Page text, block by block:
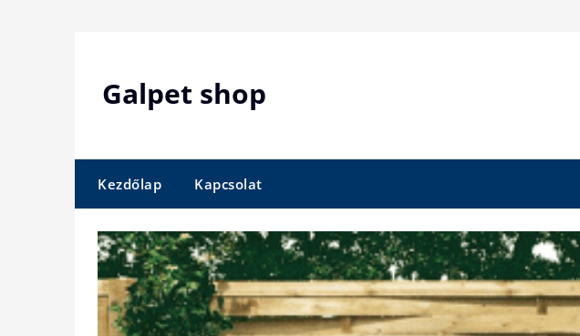
Galpet shop
Kezdőlap Kapcsolat